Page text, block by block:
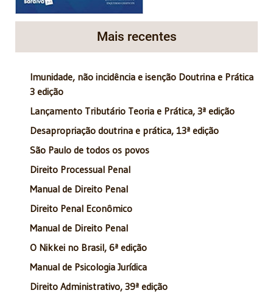
Mais recentes
Imunidade, não incidência e isenção Doutrina e Prática
3 edição
Lançamento Tributário Teoria e Prática, 3ª edição
Desapropriação doutrina e prática, 13ª edição
São Paulo de todos os povos
Direito Processual Penal
Manual de Direito Penal
Direito Penal Econômico
Manual de Direito Penal
O Nikkei no Brasil, 6ª edição
Manual de Psicologia Jurídica
Direito Administrativo, 39ª edição